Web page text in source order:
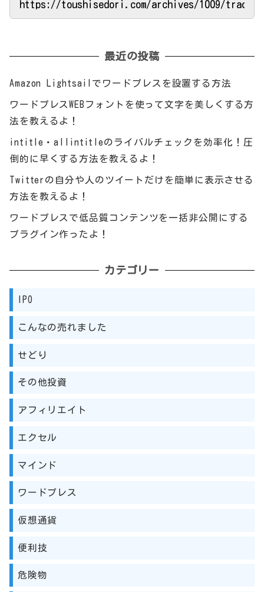
最近の投稿
Amazon Lightsailでワードプレスを設置する方法
ワードプレスWEBフォントを使って文字を美しくする方
法を教えるよ！
intitle・allintitleのライバルチェックを効率化！圧
倒的に早くする方法を教えるよ！
Twitterの自分や人のツイートだけを簡単に表示させる
方法を教えるよ！
ワードプレスで低品質コンテンツを一括非公開にする
プラグイン作ったよ！
カテゴリー
IPO
こんなの売れました
せどり
その他投資
アフィリエイト
エクセル
マインド
ワードプレス
仮想通貨
便利技
危険物